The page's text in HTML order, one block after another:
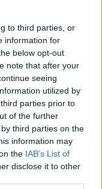
to third parties, or
information for
below opt-out
note that after your
seeing
utilized by
parties prior to
of the further
third parties on the
information may
the IAB’s List of
disclose it to other